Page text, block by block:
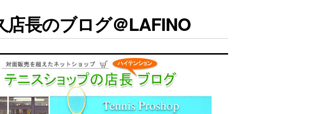
店長のブログ＠LAFINO